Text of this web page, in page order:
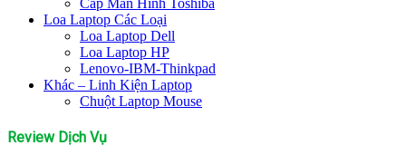
Loa Laptop Các Loại
Loa Laptop Dell
Loa Laptop HP
Lenovo-IBM-Thinkpad
Khác – Linh Kiện Laptop
Chuột Laptop Mouse
Review Dịch Vụ